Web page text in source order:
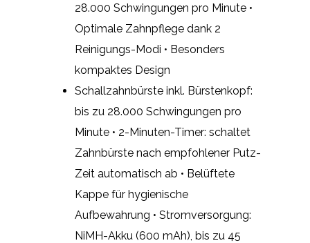
28.000 Schwingungen pro Minute •
Optimale Zahnpflege dank 2
Reinigungs-Modi • Besonders
kompaktes Design
Schallzahnbürste inkl. Bürstenkopf:
bis zu 28.000 Schwingungen pro
Minute • 2-Minuten-Timer: schaltet
Zahnbürste nach empfohlener Putz-
Zeit automatisch ab • Belüftete
Kappe für hygienische
Aufbewahrung • Stromversorgung:
NiMH-Akku (600 mAh), bis zu 45